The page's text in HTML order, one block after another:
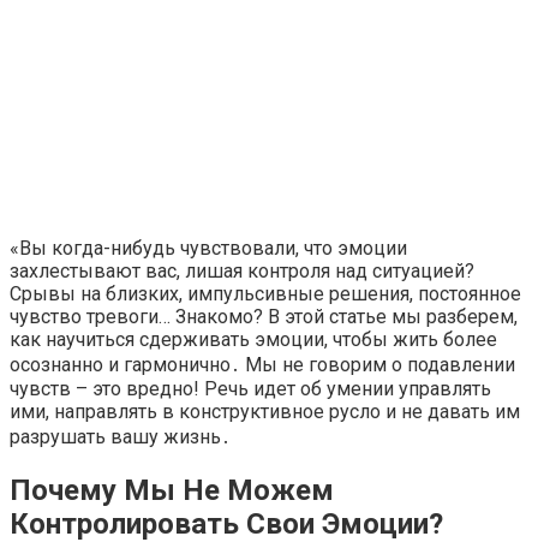
«Вы когда-нибудь чувствовали, что эмоции
захлестывают вас, лишая контроля над ситуацией?
Срывы на близких, импульсивные решения, постоянное
чувство тревоги… Знакомо? В этой статье мы разберем,
как научиться сдерживать эмоции, чтобы жить более
осознанно и гармонично․ Мы не говорим о подавлении
чувств – это вредно! Речь идет об умении управлять
ими, направлять в конструктивное русло и не давать им
разрушать вашу жизнь․
Почему Мы Не Можем
Контролировать Свои Эмоции?